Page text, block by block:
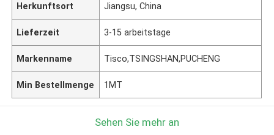
Herkunftsort Jiangsu, China
Lieferzeit 3-15 arbeitstage
Markenname Tisco,TSINGSHAN,PUCHENG
Min Bestellmenge 1MT
Sehen Sie mehr an